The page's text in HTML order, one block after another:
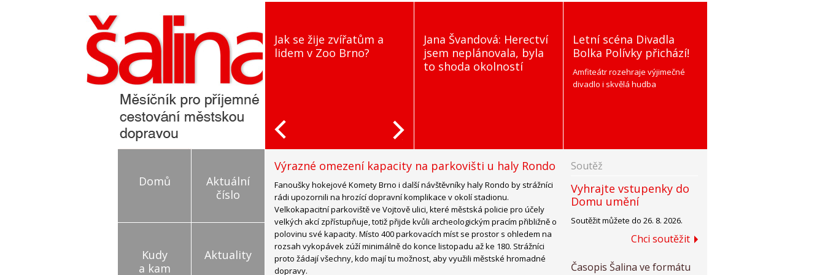
Jak se žije zvířatům a
lidem v Zoo Brno?
Jana Švandová: Herectví
jsem neplánovala, byla
to shoda okolností
Letní scéna Divadla
Bolka Polívky přichází!
Amfiteátr rozehraje výjimečné
divadlo i skvělá hudba
Domů
Aktuální
číslo
Kudy
a kam
Aktuality
Výrazné omezení kapacity na parkovišti u haly Rondo
Fanoušky hokejové Komety Brno i další návštěvníky haly Rondo by strážníci
rádi upozornili na hrozící dopravní komplikace v okolí stadionu.
Velkokapacitní parkoviště ve Vojtově ulici, které městská policie pro účely
velkých akcí zpřístupňuje, totiž přijde kvůli archeologickým pracím přibližně o
polovinu své kapacity. Místo 400 parkovacích míst se prostor s ohledem na
rozsah vykopávek zúží minimálně do konce listopadu až ke 180. Strážníci
proto žádají všechny, kdo mají tu možnost, aby využili městské hromadné
dopravy.
Soutěž
Vyhrajte vstupenky do
Domu umění
Soutěžit můžete do 26. 8. 2026.
Chci soutěžit
Časopis Šalina ve formátu